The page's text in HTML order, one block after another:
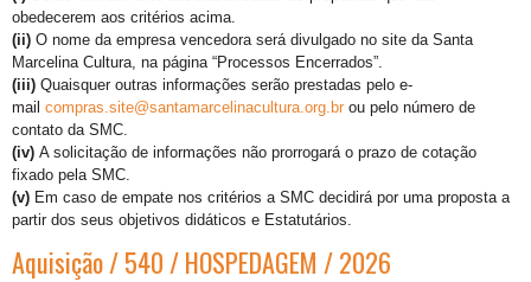
obedecerem aos critérios acima.
(ii) O nome da empresa vencedora será divulgado no site da Santa
Marcelina Cultura, na página “Processos Encerrados”.
(iii) Quaisquer outras informações serão prestadas pelo e-
mail compras.site@santamarcelinacultura.org.br ou pelo número de
contato da SMC.
(iv) A solicitação de informações não prorrogará o prazo de cotação
fixado pela SMC.
(v) Em caso de empate nos critérios a SMC decidirá por uma proposta a
partir dos seus objetivos didáticos e Estatutários.
Aquisição / 540 / HOSPEDAGEM / 2026